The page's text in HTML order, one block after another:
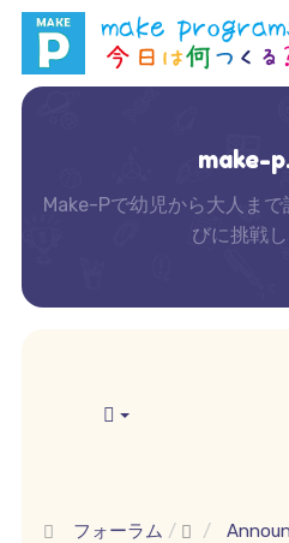
make-
Make-Pで幼児から大人ま
びに挑戦し
フォーラム